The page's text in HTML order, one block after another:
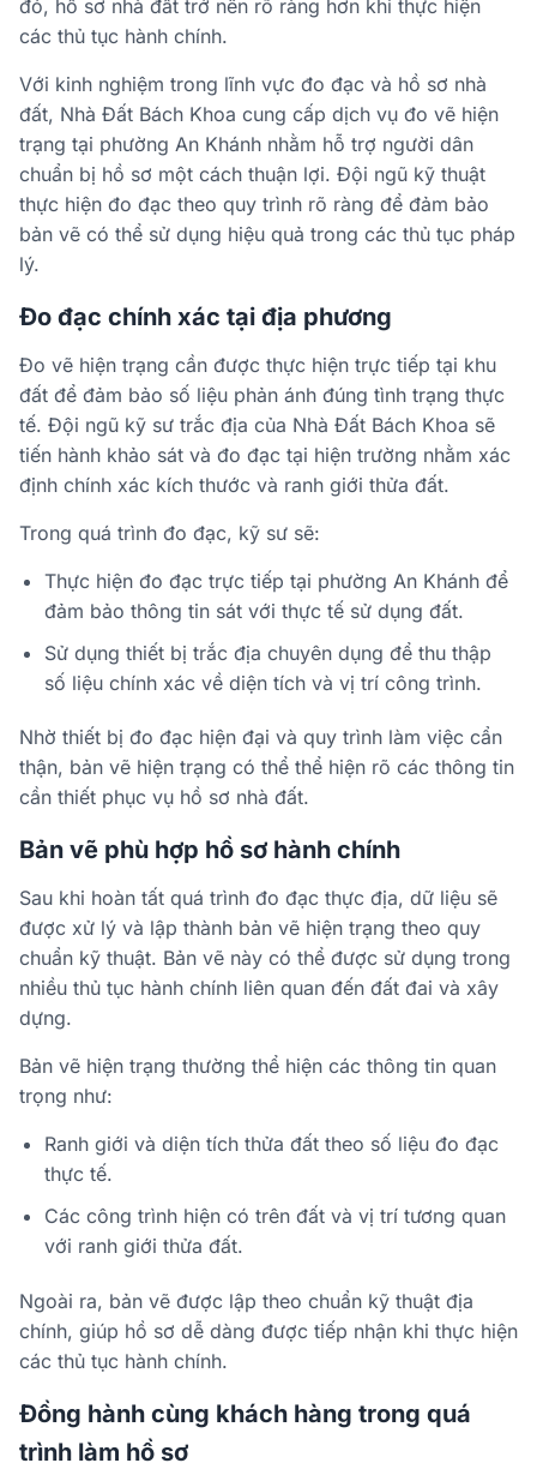
đó, hồ sơ nhà đất trở nên rõ ràng hơn khi thực hiện
các thủ tục hành chính.
Với kinh nghiệm trong lĩnh vực đo đạc và hồ sơ nhà
đất, Nhà Đất Bách Khoa cung cấp dịch vụ đo vẽ hiện
trạng tại phường An Khánh nhằm hỗ trợ người dân
chuẩn bị hồ sơ một cách thuận lợi. Đội ngũ kỹ thuật
thực hiện đo đạc theo quy trình rõ ràng để đảm bảo
bản vẽ có thể sử dụng hiệu quả trong các thủ tục pháp
lý.
Đo đạc chính xác tại địa phương
Đo vẽ hiện trạng cần được thực hiện trực tiếp tại khu
đất để đảm bảo số liệu phản ánh đúng tình trạng thực
tế. Đội ngũ kỹ sư trắc địa của Nhà Đất Bách Khoa sẽ
tiến hành khảo sát và đo đạc tại hiện trường nhằm xác
định chính xác kích thước và ranh giới thửa đất.
Trong quá trình đo đạc, kỹ sư sẽ:
Thực hiện đo đạc trực tiếp tại phường An Khánh để
đảm bảo thông tin sát với thực tế sử dụng đất.
Sử dụng thiết bị trắc địa chuyên dụng để thu thập
số liệu chính xác về diện tích và vị trí công trình.
Nhờ thiết bị đo đạc hiện đại và quy trình làm việc cẩn
thận, bản vẽ hiện trạng có thể thể hiện rõ các thông tin
cần thiết phục vụ hồ sơ nhà đất.
Bản vẽ phù hợp hồ sơ hành chính
Sau khi hoàn tất quá trình đo đạc thực địa, dữ liệu sẽ
được xử lý và lập thành bản vẽ hiện trạng theo quy
chuẩn kỹ thuật. Bản vẽ này có thể được sử dụng trong
nhiều thủ tục hành chính liên quan đến đất đai và xây
dựng.
Bản vẽ hiện trạng thường thể hiện các thông tin quan
trọng như:
Ranh giới và diện tích thửa đất theo số liệu đo đạc
thực tế.
Các công trình hiện có trên đất và vị trí tương quan
với ranh giới thửa đất.
Ngoài ra, bản vẽ được lập theo chuẩn kỹ thuật địa
chính, giúp hồ sơ dễ dàng được tiếp nhận khi thực hiện
các thủ tục hành chính.
Đồng hành cùng khách hàng trong quá
trình làm hồ sơ